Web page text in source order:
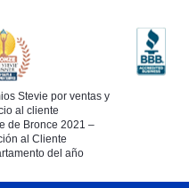
Stevie por ventas y
al cliente
de Bronce 2021 –
al Cliente
del año